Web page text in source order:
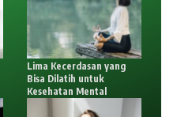
Lima Kecerdasan yang
Bisa Dilatih untuk
Kesehatan Mental